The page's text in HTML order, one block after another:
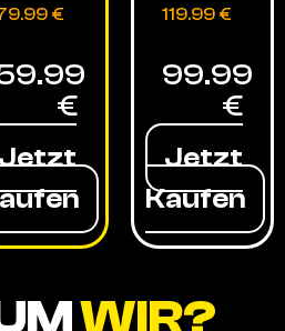
€
€
119.99 €
99.99
€
Jetzt
Kaufen
WIR?